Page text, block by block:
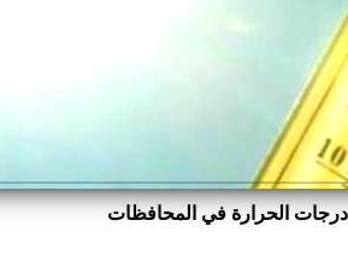
درجات الحرارة في المحافظات